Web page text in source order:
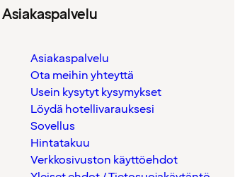
Asiakaspalvelu
Asiakaspalvelu
Ota meihin yhteyttä
Usein kysytyt kysymykset
Löydä hotellivarauksesi
Sovellus
Hintatakuu
Verkkosivuston käyttöehdot